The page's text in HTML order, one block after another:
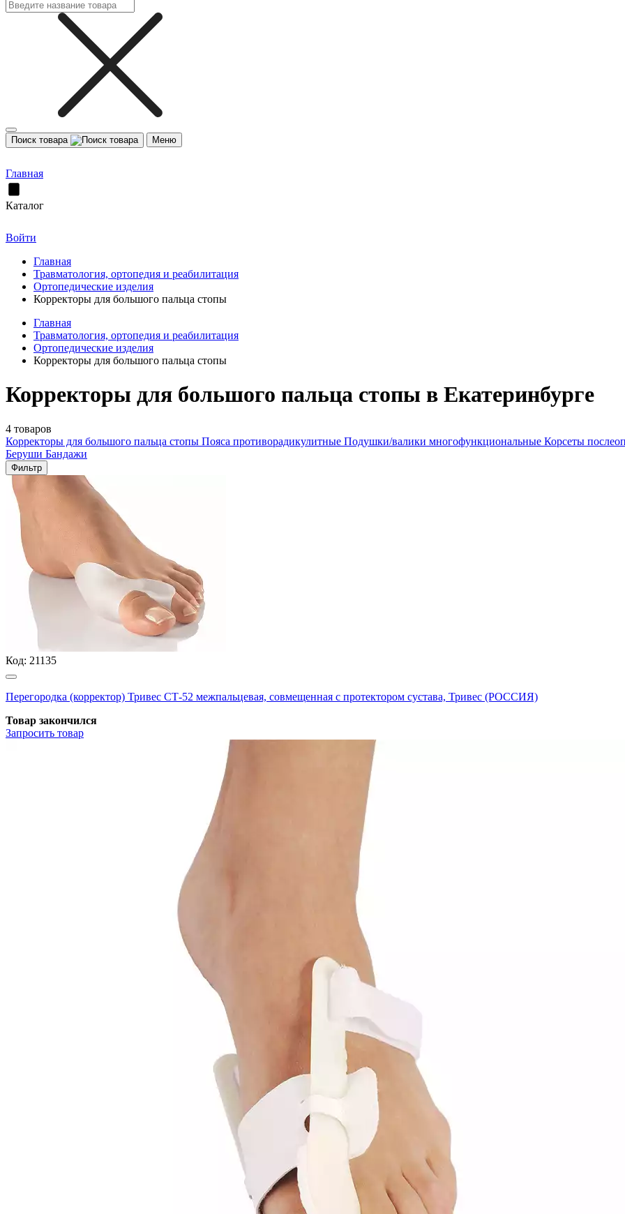
Поиск товара Меню
Главная
Каталог
Войти
Главная
Травматология, ортопедия и реабилитация
Ортопедические изделия
Корректоры для большого пальца стопы
Главная
Травматология, ортопедия и реабилитация
Ортопедические изделия
Корректоры для большого пальца стопы
Корректоры для большого пальца стопы в Екатеринбурге
4 товаров
Корректоры для большого пальца стопы Пояса противорадикулитные Подушки/валики многофункциональные Корсеты
Беруши Бандажи
Фильтр
Код: 21135
Перегородка (корректор) Тривес СТ-52 межпальцевая, совмещенная с протектором сустава, Тривес (РОССИЯ)
Товар закончился
Запросить товар